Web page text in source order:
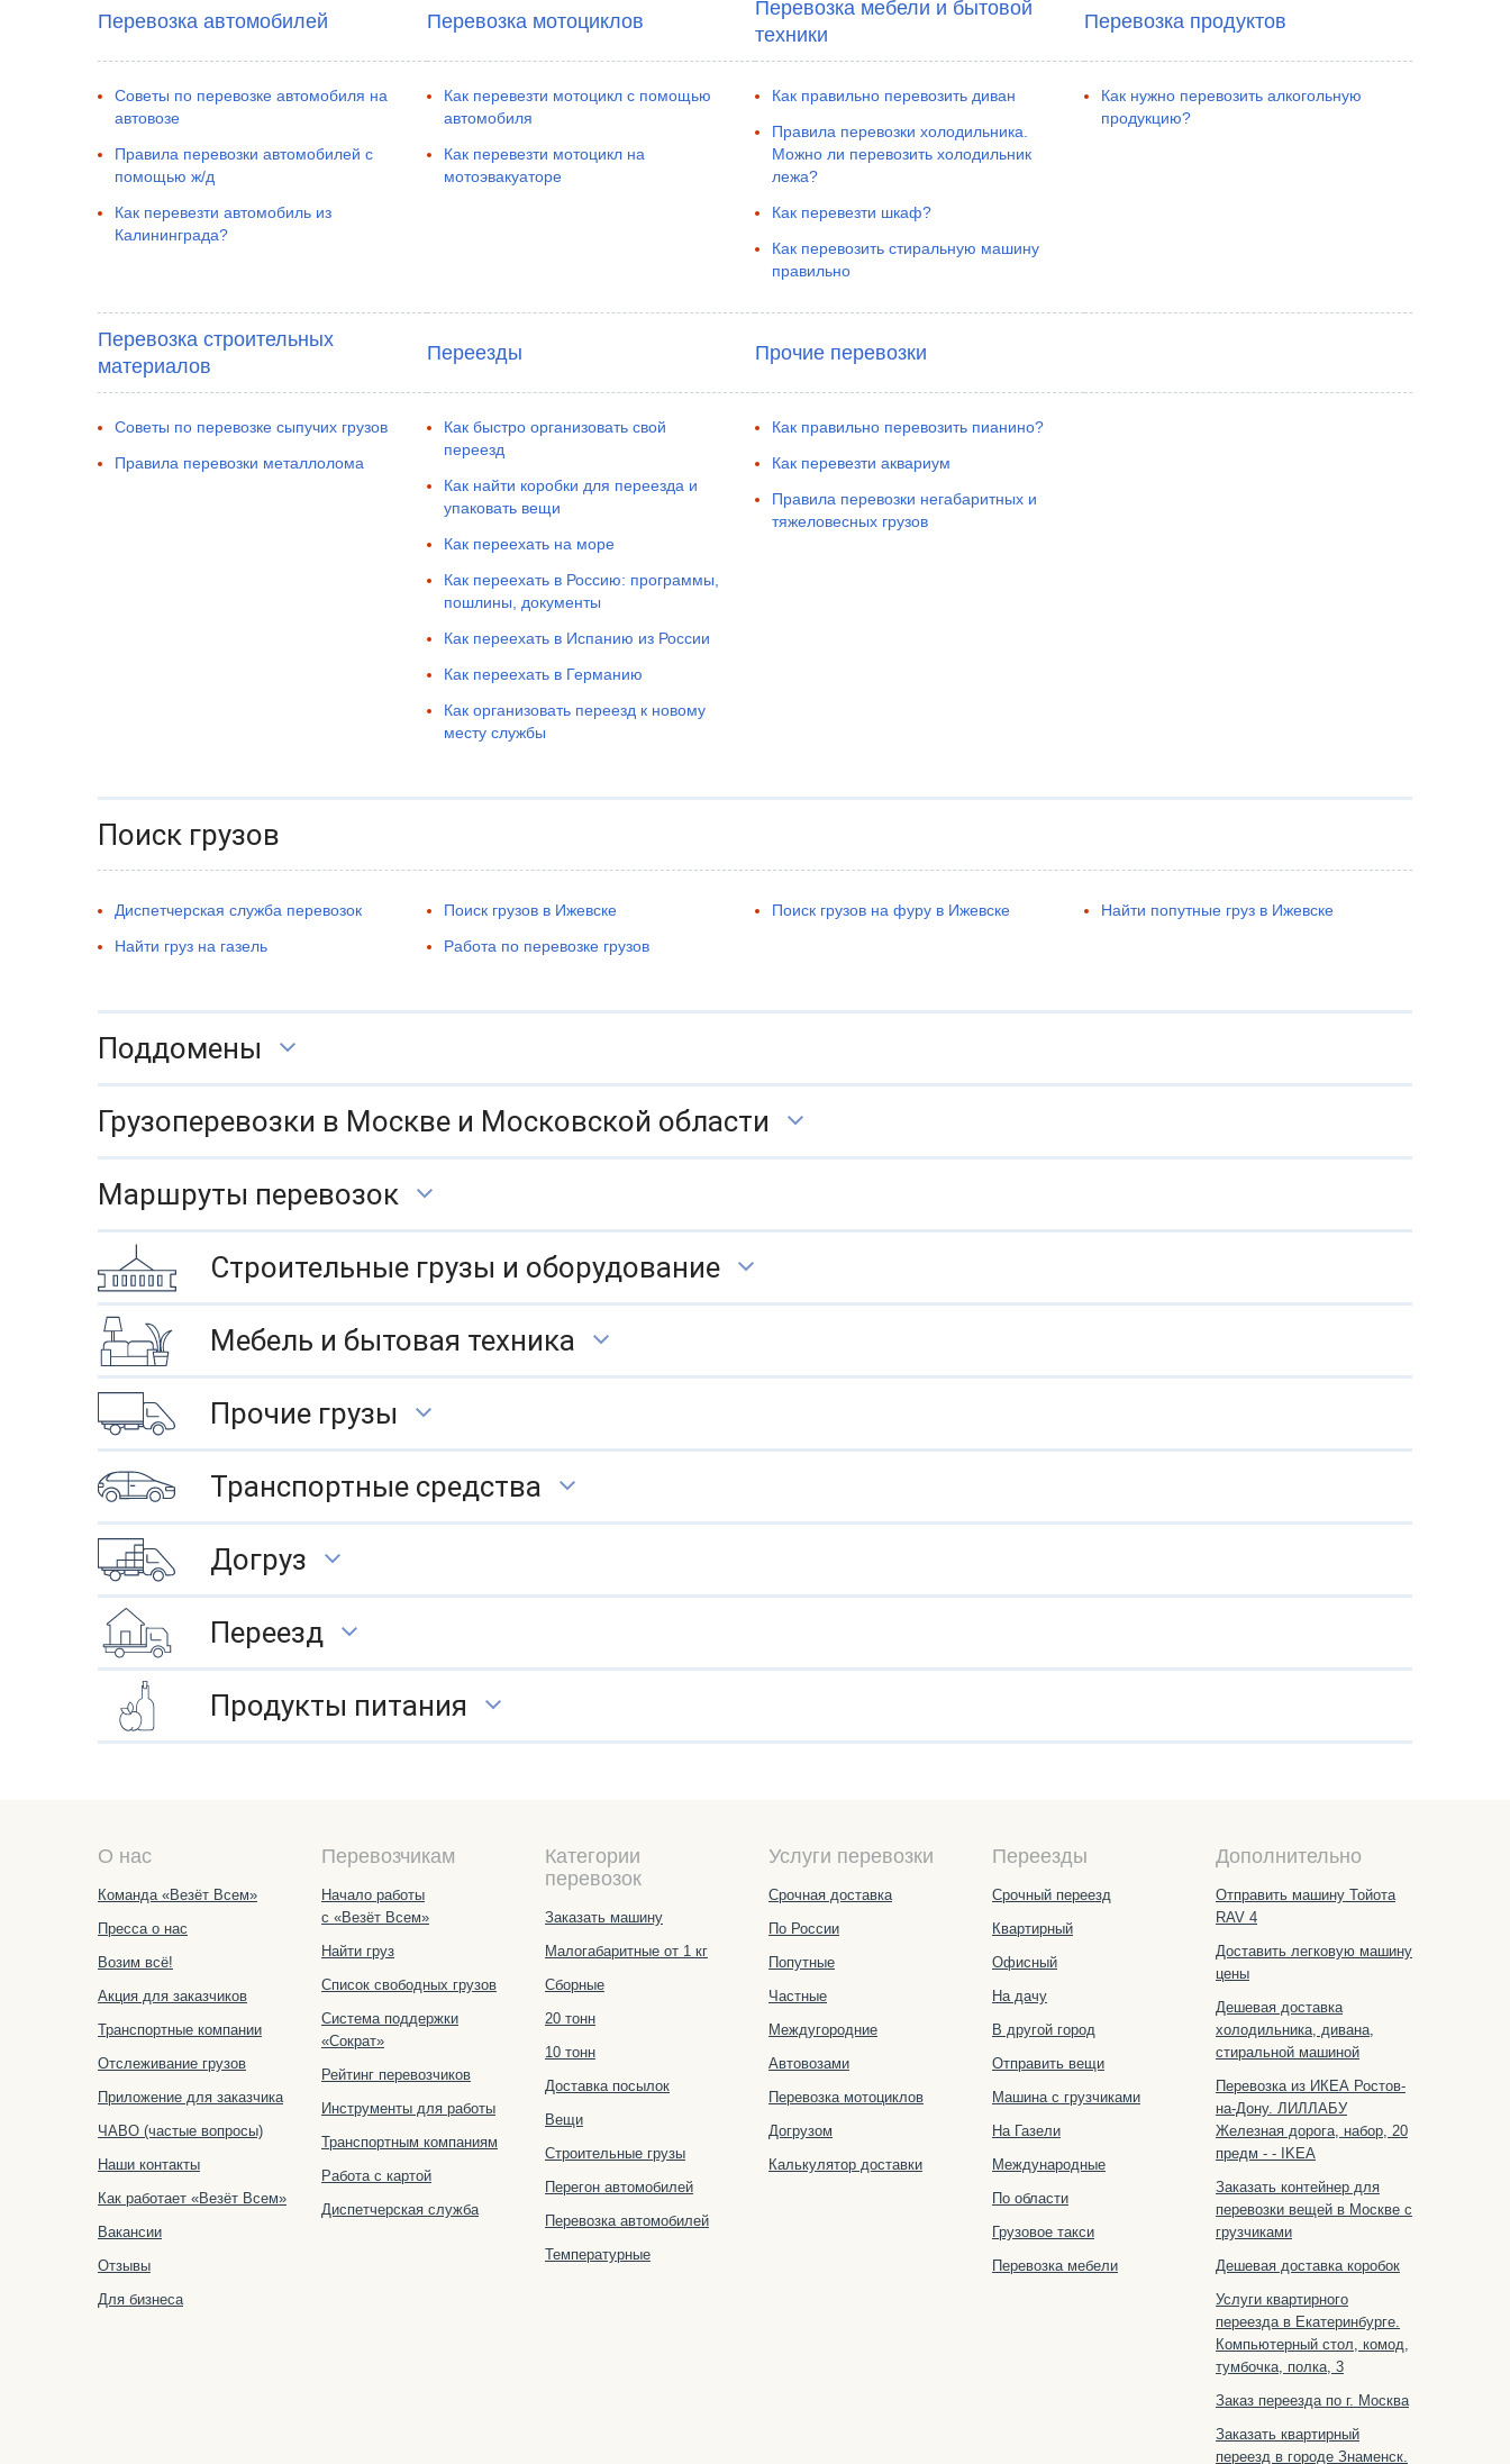
Перевозка автомобилей
Советы по перевозке автомобиля на
автовозе
Правила перевозки автомобилей с
помощью ж/д
Как перевезти автомобиль из
Калининграда?
Перевозка мотоциклов
Как перевезти мотоцикл с помощью
автомобиля
Как перевезти мотоцикл на
мотоэвакуаторе
Перевозка мебели и бытовой
техники
Как правильно перевозить диван
Правила перевозки холодильника.
Можно ли перевозить холодильник
лежа?
Как перевезти шкаф?
Как перевозить стиральную машину
правильно
Перевозка продуктов
Как нужно перевозить алкогольную
продукцию?
Перевозка строительных
материалов
Советы по перевозке сыпучих грузов
Правила перевозки металлолома
Переезды
Как быстро организовать свой
переезд
Как найти коробки для переезда и
упаковать вещи
Как переехать на море
Как переехать в Россию: программы,
пошлины, документы
Как переехать в Испанию из России
Как переехать в Германию
Как организовать переезд к новому
месту службы
Прочие перевозки
Как правильно перевозить пианино?
Как перевезти аквариум
Правила перевозки негабаритных и
тяжеловесных грузов
Поиск грузов
Диспетчерская служба перевозок Поиск грузов в Ижевске Поиск грузов на фуру в Ижевске
Найти попутные груз в Ижевске
Найти груз на газель
Работа по перевозке грузов
Поддомены
Грузоперевозки в Москве и Московской области
Маршруты перевозок
Строительные грузы и оборудование
Мебель и бытовая техника
Прочие грузы
Транспортные средства
Догруз
Переезд
Продукты питания
О нас
Команда «Везёт Всем»
Пресса о нас
Возим всё!
Акция для заказчиков
Транспортные компании
Отслеживание грузов
Приложение для заказчика
ЧАВО (частые вопросы)
Наши контакты
Как работает «Везёт Всем»
Вакансии
Отзывы
Для бизнеса
Перевозчикам
Начало работы
с «Везёт Всем»
Найти груз
Список свободных грузов
Система поддержки
«Сократ»
Рейтинг перевозчиков
Инструменты для работы
Транспортным компаниям
Работа с картой
Диспетчерская служба
Категории
перевозок
Заказать машину
Малогабаритные от 1 кг
Сборные
20 тонн
10 тонн
Доставка посылок
Вещи
Строительные грузы
Перегон автомобилей
Перевозка автомобилей
Температурные
Услуги перевозки
Срочная доставка
По России
Попутные
Частные
Междугородние
Автовозами
Перевозка мотоциклов
Догрузом
Калькулятор доставки
Переезды
Срочный переезд
Квартирный
Офисный
На дачу
В другой город
Отправить вещи
Машина с грузчиками
На Газели
Международные
По области
Грузовое такси
Перевозка мебели
Дополнительно
Отправить машину Тойота
RAV 4
Доставить легковую машину
цены
Дешевая доставка
холодильника, дивана,
стиральной машиной
Перевозка из ИКЕА Ростов-
на-Дону. ЛИЛЛАБУ
Железная дорога, набор, 20
предм - - IKEA
Заказать контейнер для
перевозки вещей в Москве с
грузчиками
Дешевая доставка коробок
Услуги квартирного
переезда в Екатеринбурге.
Компьютерный стол, комод,
тумбочка, полка, 3
Заказ переезда по г. Москва
Заказать квартирный
переезд в городе Знаменск.